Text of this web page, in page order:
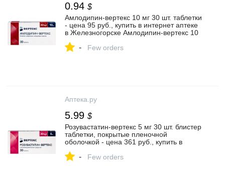
0.94 $
Амлодипин-вертекс 10 мг 30 шт. таблетки
- цена 95 руб., купить в интернет аптеке
в Железногорске Амлодипин-вертекс 10
применению
- Few orders
Аптека.ру
5.99 $
Розувастатин-вертекс 5 мг 30 шт. блистер
таблетки, покрытые пленочной
оболочкой - цена 361 руб., купить в
вертекс 5 мг 30 шт. блистер таблетки,
- Few orders